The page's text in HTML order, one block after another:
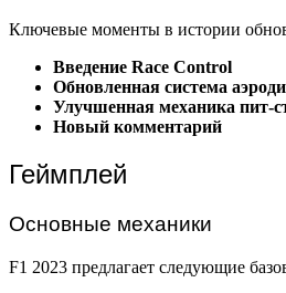
Ключевые моменты в истории
Введение Race Control
Обновленная система
Улучшенная механика пит-
Новый комментарий
Геймплей
Основные механики
F1 2023 предлагает следующие